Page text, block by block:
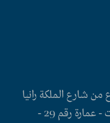
شارع الملكة رانيا
(الجامعة) - خلف سمارت باي للإلكترونيات - عمارة رقم 29 -